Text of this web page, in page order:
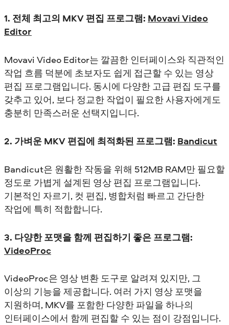
1. 전체 최고의 MKV 편집 프로그램: Movavi Video
Editor
Movavi Video Editor는 깔끔한 인터페이스와 직관적인
작업 흐름 덕분에 초보자도 쉽게 접근할 수 있는 영상
편집 프로그램입니다. 동시에 다양한 고급 편집 도구를
갖추고 있어, 보다 정교한 작업이 필요한 사용자에게도
충분히 만족스러운 선택지입니다.
2. 가벼운 MKV 편집에 최적화된 프로그램: Bandicut
Bandicut은 원활한 작동을 위해 512MB RAM만 필요할
정도로 가볍게 설계된 영상 편집 프로그램입니다.
기본적인 자르기, 컷 편집, 병합처럼 빠르고 간단한
작업에 특히 적합합니다.
3. 다양한 포맷을 함께 편집하기 좋은 프로그램:
VideoProc
VideoProc은 영상 변환 도구로 알려져 있지만, 그
이상의 기능을 제공합니다. 여러 가지 영상 포맷을
지원하며, MKV를 포함한 다양한 파일을 하나의
인터페이스에서 함께 편집할 수 있는 점이 강점입니다.